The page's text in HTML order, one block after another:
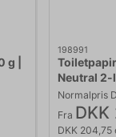
|
198991
Neutral 2-
Normalpris
Fra
DKK 204,75